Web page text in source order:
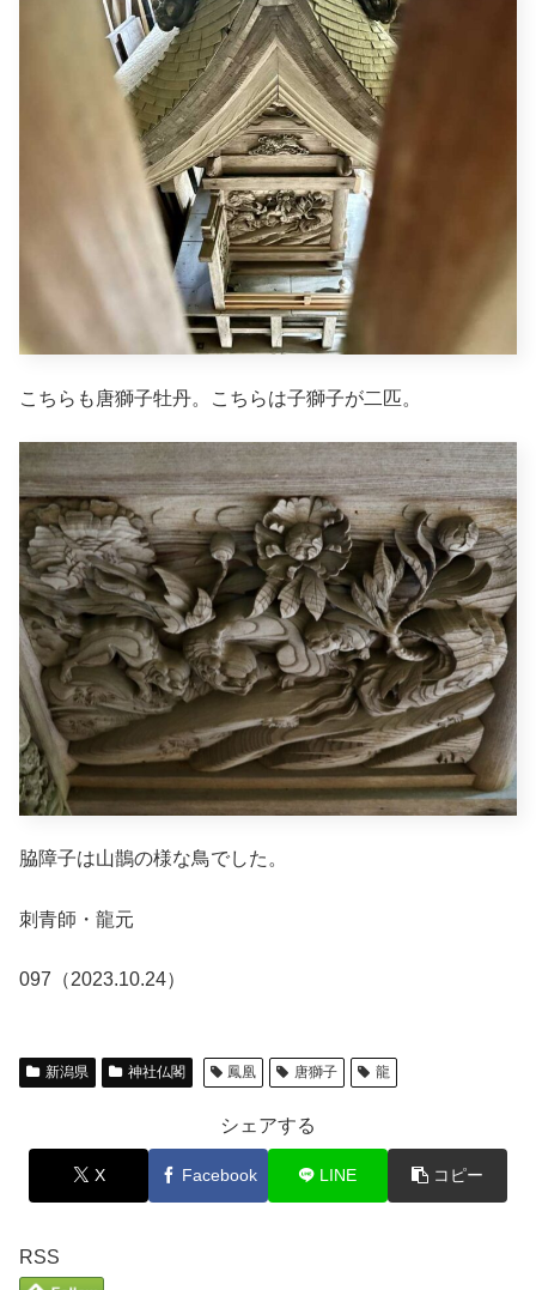
こちらも唐獅子牡丹。こちらは子獅子が二匹。
脇障子は山鵲の様な鳥でした。
刺青師・龍元
097（2023.10.24）
新潟県 神社仏閣 鳳凰 唐獅子 龍
シェアする
X Facebook LINE コピー
RSS